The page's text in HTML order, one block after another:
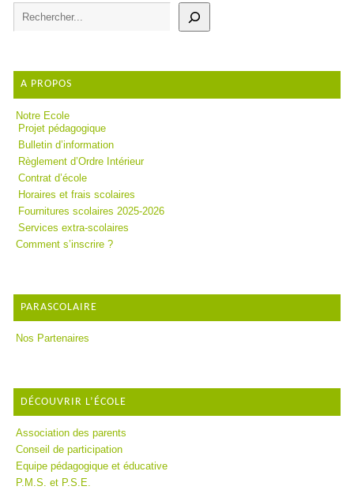
A PROPOS
Notre Ecole
Projet pédagogique
Bulletin d’information
Règlement d’Ordre Intérieur
Contrat d’école
Horaires et frais scolaires
Fournitures scolaires 2025-2026
Services extra-scolaires
Comment s’inscrire ?
PARASCOLAIRE
Nos Partenaires
DÉCOUVRIR L’ÉCOLE
Association des parents
Conseil de participation
Equipe pédagogique et éducative
P.M.S. et P.S.E.